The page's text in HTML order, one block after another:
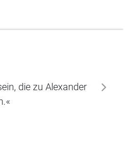
die zu Alexander
weiter